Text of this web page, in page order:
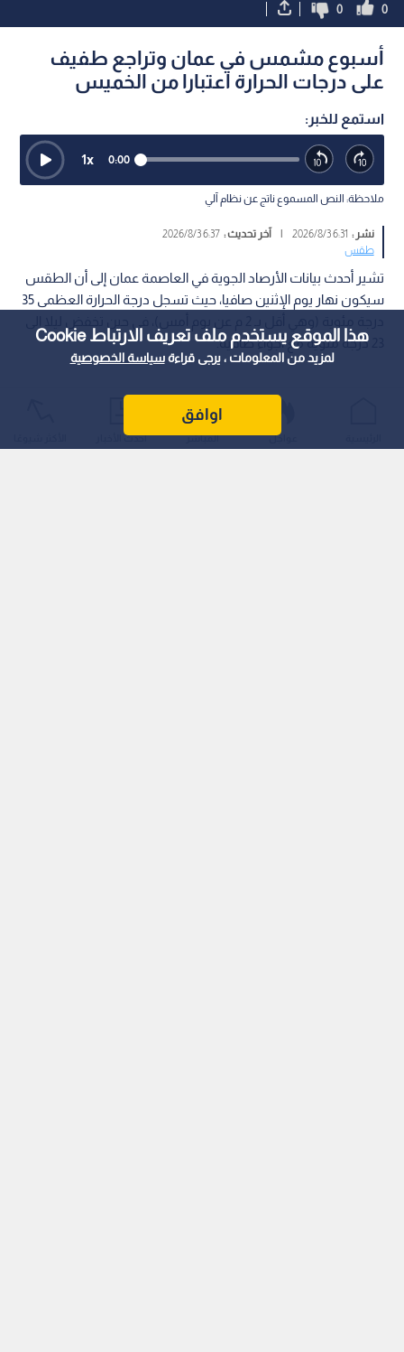
هذا الموقع يستخدم ملف تعريف الارتباط Cookie
لمزيد من المعلومات ، يرجى قراءةسياسة الخصوصية
اوافق
0
0
أسبوع مشمس في عمان وتراجع طفيف
على درجات الحرارة اعتبارا من الخميس
استمع للخبر:
0:00
1x
ملاحظة: النص المسموع ناتج عن نظام آلي
نشر : 6:31 2026/8/3
| آخر تحديث :6:37 2026/8/3
طقس
تشير أحدث بيانات الأرصاد الجوية في العاصمة عمان إلى أن الطقس
سيكون نهار يوم الإثنين صافيا، حيث تسجل درجة الحرارة العظمى 35
عواجل المباشر أحدث الأخبار